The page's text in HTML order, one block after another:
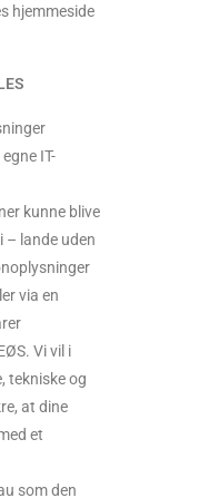
hjemmeside
IT-
kunne blive
– lande uden
via en
Vi vil i
tekniske og
at dine
et
som den